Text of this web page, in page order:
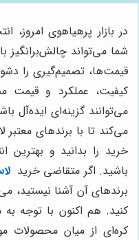
در بازار پرهیاهوی
شما می‌تواند
قیمت‌ها، تصمیم‌گیری را
کیفیت، عملکرد و قیمت
می‌توانند گزینه‌ای ایده‌آل
می‌کند تا با برندهای
خرید را بدانید و بهترین
باشید. اگر متقاضی خرید
برندهای آن آشنا نیستید،
کنید. هم اکنون با توجه
کره‌ای از میان محصولات